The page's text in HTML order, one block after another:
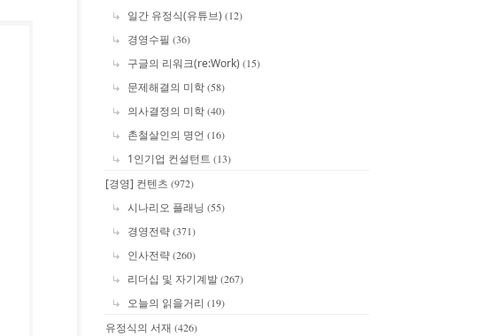
일간 유정식(유튜브) (12)
경영수필 (36)
구글의 리워크(re:Work) (15)
문제해결의 미학(58)
의사결정의 미학(40)
촌철살인의 명언 (16)
1인기업 컨설턴트 (13)
[경영] 컨텐츠 (972)
시나리오 플래닝 (55)
경영전략(371)
인사전략(260)
리더십 및 자기계발(267)
오늘의 읽을거리 (19)
유정식의 서재 (426)